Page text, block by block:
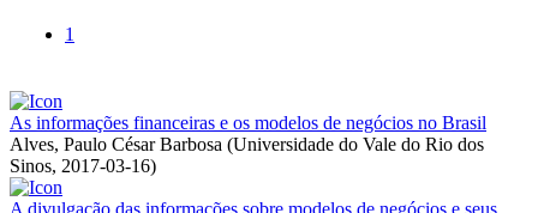
1
As informações financeiras e os modelos de negócios no Brasil
Alves, Paulo César Barbosa (Universidade do Vale do Rio dos
Sinos, 2017-03-16)
A divulgação das informações sobre modelos de negócios e seus